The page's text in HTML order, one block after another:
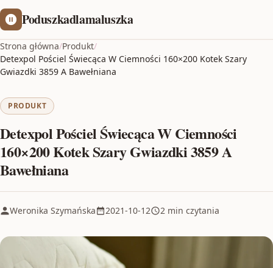
Poduszkadlamaluszka
Strona główna/Produkt/
Detexpol Pościel Świecąca W Ciemności 160×200 Kotek Szary
Gwiazdki 3859 A Bawełniana
PRODUKT
Detexpol Pościel Świecąca W Ciemności
160×200 Kotek Szary Gwiazdki 3859 A
Bawełniana
Weronika Szymańska 2021-10-12 2 min czytania